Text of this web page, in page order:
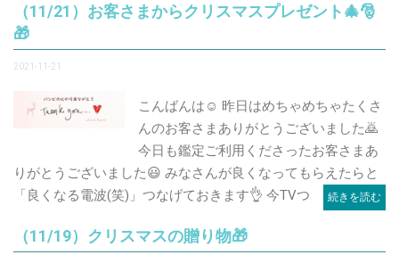
（11/21）お客さまからクリスマスプレゼント🎄🎅
🎁
2021-11-21
こんばんは☺️ 昨日はめちゃめちゃたくさ
んのお客さまありがとうございました🙇
今日も鑑定ご利用くださったお客さまあ
りがとうございました😃 みなさんが良くなってもらえたらと
「良くなる電波(笑)」つなげておきます👌 今TVつ
続きを読む
（11/19）クリスマスの贈り物🎁